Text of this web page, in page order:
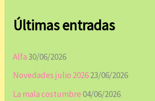
Últimas entradas
Alfa30/06/2026
Novedades julio 202623/06/2026
La mala costumbre04/06/2026